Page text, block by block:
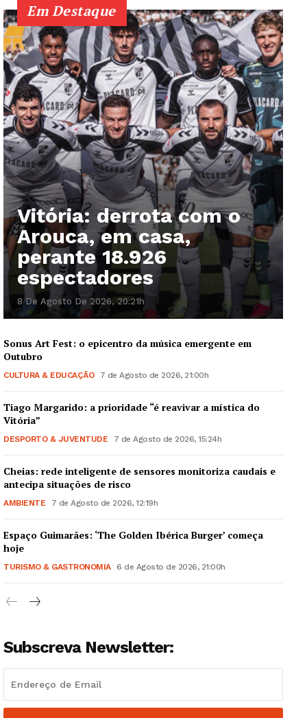
Em Destaque
Vitória: derrota com o
Arouca, em casa,
perante 18.926
espectadores
8 De Agosto De 2026, 20:21h
Sonus Art Fest: o epicentro da música emergente em
Outubro
CULTURA & EDUCAÇÃO 7 de Agosto de 2026, 21:00h
Tiago Margarido: a prioridade “é reavivar a mística do
Vitória”
DESPORTO & JUVENTUDE 7 de Agosto de 2026, 15:24h
Cheias: rede inteligente de sensores monitoriza caudais e
antecipa situações de risco
AMBIENTE 7 de Agosto de 2026, 12:19h
Espaço Guimarães: ‘The Golden Ibérica Burger’ começa
hoje
TURISMO & GASTRONOMIA 6 de Agosto de 2026, 21:00h
Subscreva Newsletter: